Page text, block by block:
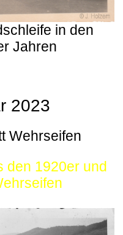
in den
Jahren
2023
Wehrseifen
den 1920er und